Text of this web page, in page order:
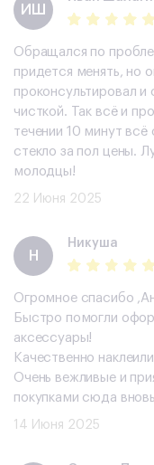
​ИШ
Обращался по
придется менять, но
проконсультировал
чисткой. Так всё и
течении 10 минут
стекло за пол цены.
молодцы!
22 Июня 2025
Н
Никуша
Огромное спасибо
Быстро помогли
аксессуары!
Качественно
Очень вежливые и
покупками сюда
14 Июня 2025